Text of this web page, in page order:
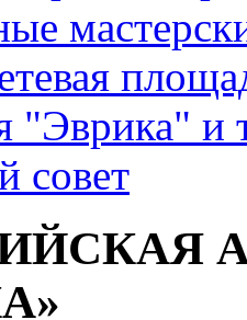
"Эврика" и
совет